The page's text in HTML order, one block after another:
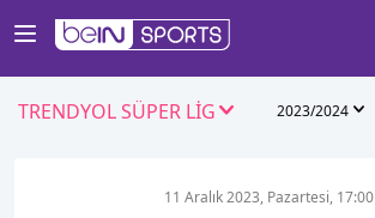
TRENDYOL SÜPER LİG 2023/2024
11 Aralık 2023, Pazartesi, 17:00